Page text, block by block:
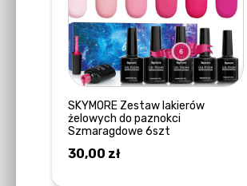
SKYMORE Zestaw lakierów
żelowych do paznokci
Szmaragdowe 6szt
30,00 zł